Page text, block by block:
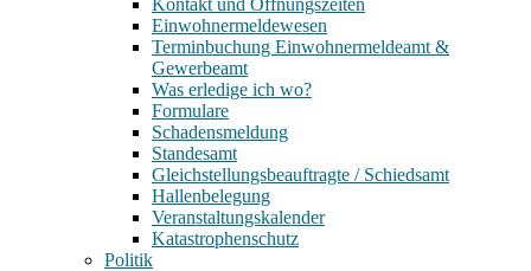
Einwohnermeldewesen
Terminbuchung Einwohnermeldeamt &
Gewerbeamt
Was erledige ich wo?
Formulare
Schadensmeldung
Standesamt
Gleichstellungsbeauftragte / Schiedsamt
Hallenbelegung
Veranstaltungskalender
Katastrophenschutz
Politik